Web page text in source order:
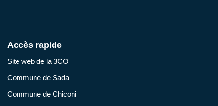
Accès rapide
Site web de la 3CO
Commune de Sada
Commune de Chiconi